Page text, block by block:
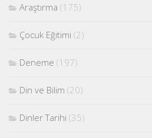
Araştırma (175)
Çocuk Eğitimi (2)
Deneme (197)
Din ve Bilim (20)
Dinler Tarihi (35)